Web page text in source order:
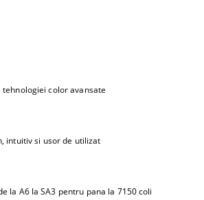
color avansate
intuitiv si usor de utilizat
la A6 la SA3 pentru pana la 7150 coli